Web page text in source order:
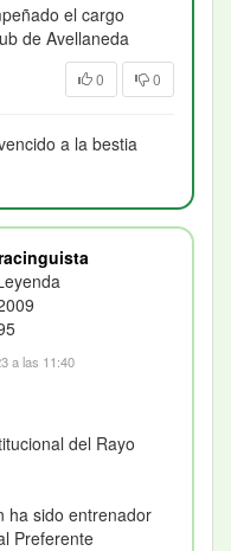
el cargo
de Avellaneda
0 0
a la bestia
a las 11:40
del Rayo
ha sido entrenador
Preferente